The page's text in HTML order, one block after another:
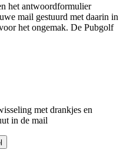
het antwoordformulier
mail gestuurd met daarin in
het ongemak. De Pubgolf
met drankjes en
in de mail